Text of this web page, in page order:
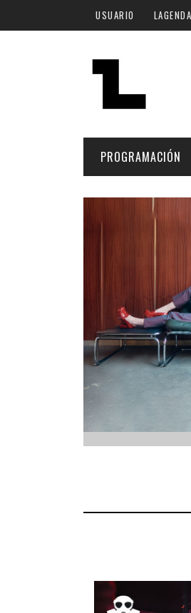
Pasar al contenido principal
USUARIO
PROGRAMACIÓN
Plan Finde